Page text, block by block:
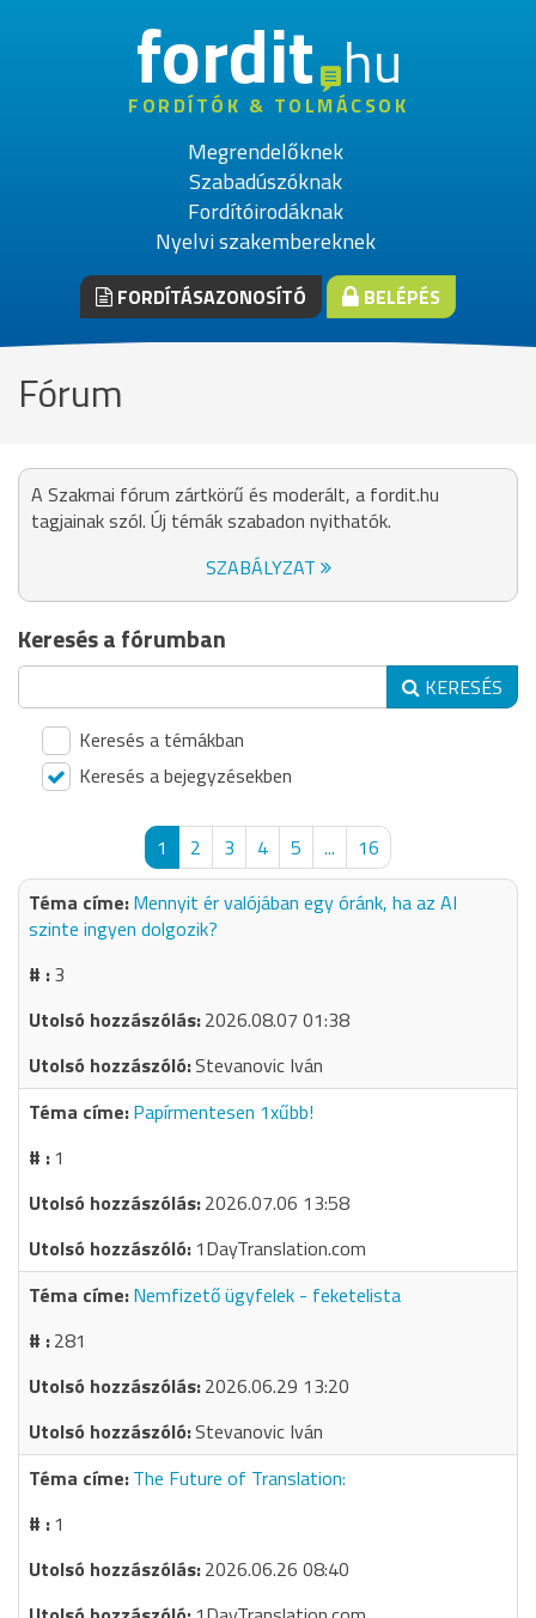
fordithu
FORDÍTÓK & TOLMÁCSOK
Megrendelőknek
Szabadúszóknak
Fordítóirodáknak
Nyelvi szakembereknek
FORDÍTÁSAZONOSÍTÓ BELÉPÉS
Fórum
A Szakmai fórum zártkörű és moderált, a fordit.hu
tagjainak szól. Új témák szabadon nyithatók.
SZABÁLYZAT
Keresés a fórumban
KERESÉS
Keresés a témákban
Keresés a bejegyzésekben
1 2 3 4 5 ...
16
Mennyit ér valójában egy óránk, ha az AI
szinte ingyen dolgozik?
3
2026.08.07 01:38
Stevanovic Iván
Papírmentesen 1xűbb!
1
2026.07.06 13:58
1DayTranslation.com
Nemfizető ügyfelek - feketelista
281
2026.06.29 13:20
Stevanovic Iván
The Future of Translation:
1
2026.06.26 08:40